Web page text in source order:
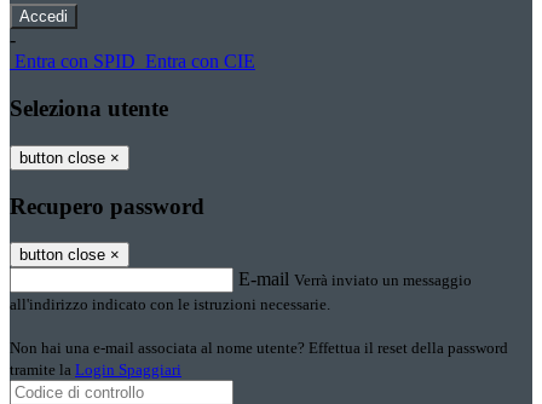
-
Entra con SPID Entra con CIE
Seleziona utente
button close ×
Recupero password
button close ×
E-mail Verrà inviato un messaggio
all'indirizzo indicato con le istruzioni necessarie.
Non hai una e-mail associata al nome utente? Effettua il reset della password
tramite la Login Spaggiari